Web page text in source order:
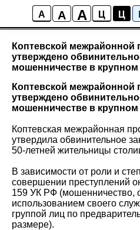
A A A Ц Ц
Новости
Коптевской межрайонной
утверждено
мошенничестве в крупном
Коптевской межрайонной
утверждено
мошенничестве в крупном
Коптевская межрайонная
утвердила обвинительное
50-летней жительницы
В зависимости от роли и
совершении преступлений
159 УК РФ (мошенничество,
использованием своего
группой лиц по
размере).